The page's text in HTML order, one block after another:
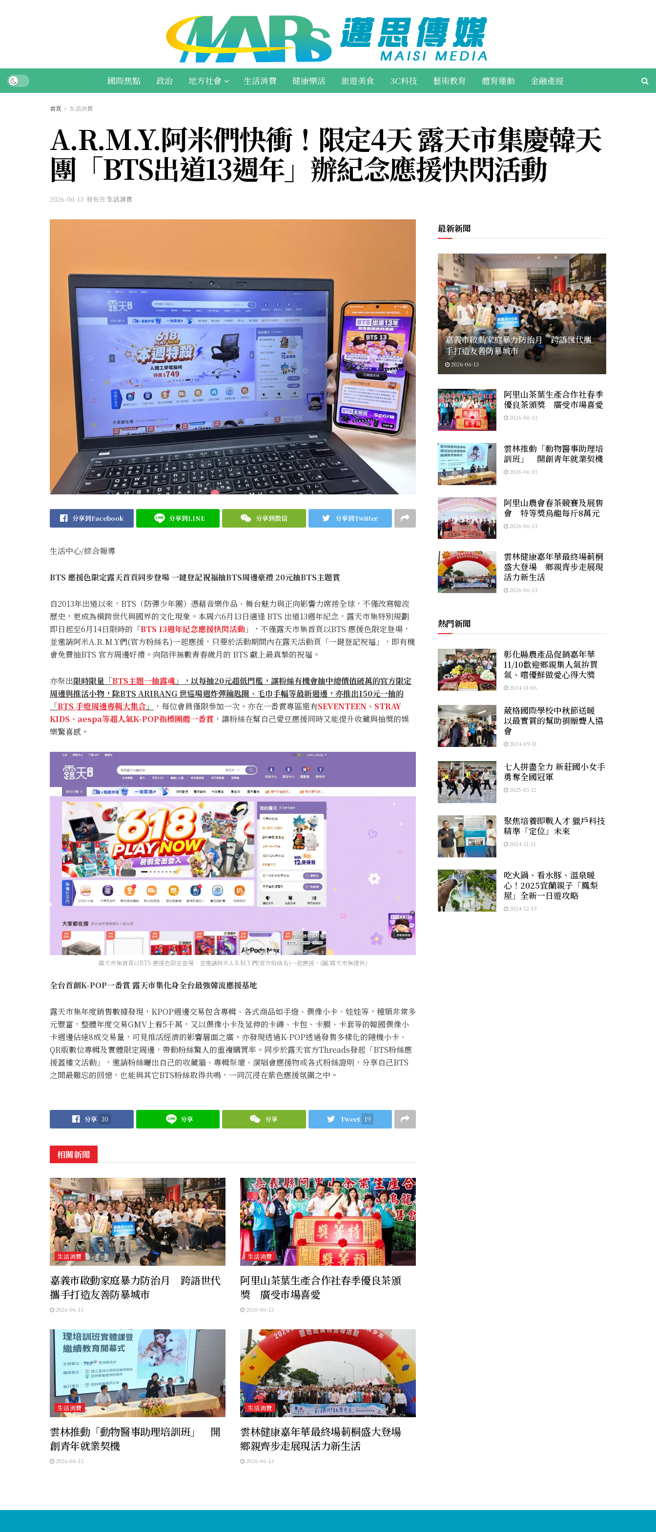
國際焦點 政治 地方社會 生活消費 健康樂活 旅遊美食 3C科技 藝術教育 體育運動 金融產經
首頁 生活消費
A.R.M.Y.阿米們快衝！限定4天 露天市集慶韓天
團「BTS出道13週年」辦紀念應援快閃活動
2026-06-13 發布在生活消費
分享到Facebook 分享到LINE 分享到微信 分享到Twitter
生活中心/綜合報導
BTS 應援色限定露天首頁同步登場一鍵登記祝福抽BTS周邊豪禮 20元抽BTS主題賞
自2013年出道以來，BTS（防彈少年團）憑藉音樂作品、舞台魅力與正向影響力席捲全球，不僅改寫韓流
歷史，更成為橫跨世代與國界的文化現象。本周六6月13日適逢 BTS 出道13週年紀念，露天市集特別規劃
即日起至6月14日限時的「BTS 13週年紀念應援快閃活動 」，不僅露天市集首頁以BTS 應援色限定登場，
並邀請阿米A.R.M.Y們(官方粉絲名)一起應援，只要於活動期間內在露天活動頁「一鍵登記祝福」，即有機
會免費抽BTS 官方周邊好禮。向陪伴無數青春歲月的 BTS 獻上最真摯的祝福。
亦祭出限時限量「BTS主題一抽露魂 」，以每抽20元超低門檻，讓粉絲有機會抽中總價值破萬的官方限定
周邊與推活小物，除BTS ARIRANG世巡場週炸彈鑰匙圈、毛巾手幅等最新週邊，亦推出150元一抽的
「BTS 手燈周邊專輯大集合 」 ，每位會員僅限參加一次。亦在一番賞專區還有SEVENTEEN、STRAY
KIDS、aespa等超人氣K-POP指標團體一番賞 ，讓粉絲在幫自己愛豆應援同時又能提升收藏與抽獎的娛
樂驚喜感。
露天市集首頁以BTS 應援色限定登場，並邀請阿米A.R.M.Y們(官方粉絲名)一起應援。(圖/露天市集提供)
全台首創K-POP一番賞露天市集化身全台最強韓流應援基地
露天市集年度銷售數據發現，KPOP週邊交易包含專輯、各式商品如手燈、偶像小卡、娃娃等，種類非常多
元豐富，整體年度交易GMV上看5千萬，又以偶像小卡及延伸的卡磚、卡包、卡膜、卡套等的韓國偶像小
卡週邊佔達8成交易量，可見推活經濟的影響層面之廣。亦發現透過K-POP透過發售多樣化的隨機小卡、
QR版數位專輯及實體限定周邊，帶動粉絲驚人的重複購買率。同步於露天官方Threads發起「BTS粉絲應
援蓋樓文活動」，邀請粉絲曬出自己的收藏牆、專輯祭壇、演唱會應援物或各式粉絲證明，分享自己BTS
之間最難忘的回憶，也能與其它BTS粉絲取得共鳴，一同沉浸在紫色應援氛圍之中。
分享 30 分享 分享 Tweet 19
相關新聞
生活消費
嘉義市啟動家庭暴力防治月 跨語世代
攜手打造友善防暴城市
2026-06-13
生活消費
阿里山茶葉生產合作社春季優良茶頒
獎 廣受市場喜愛
2026-06-13
生活消費
雲林推動「動物醫事助理培訓班」 開
創青年就業契機
2026-06-13
生活消費
雲林健康嘉年華最終場莿桐盛大登場
鄉親齊步走展現活力新生活
2026-06-13
最新新聞
嘉義市啟動家庭暴力防治月 跨語世代攜
手打造友善防暴城市
2026-06-13
阿里山茶葉生產合作社春季
優良茶頒獎 廣受市場喜愛
2026-06-13
雲林推動「動物醫事助理培
訓班」 開創青年就業契機
2026-06-13
阿里山農會春茶競賽及展售
會 特等獎烏龍每斤8萬元
2026-06-13
雲林健康嘉年華最終場莿桐
盛大登場 鄉親齊步走展現
活力新生活
2026-06-13
熱門新聞
彰化縣農產品促銷嘉年華
11/10歡迎鄉親集人氣拚買
氣、嚐優鮮做愛心得大獎
2024-11-06
葳格國際學校中秋節送暖
以最實質的幫助捐贈聾人協
會
2024-09-11
七人拼盡全力 新莊國小女手
勇奪全國冠軍
2025-03-12
聚焦培養即戰人才 獵戶科技
精準「定位」未來
2024-11-21
吃火鍋、看水豚、溫泉暖
心！2025宜蘭親子「鳳梨
屋」全新一日遊攻略
2024-12-19